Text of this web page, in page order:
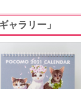
ャラリー」